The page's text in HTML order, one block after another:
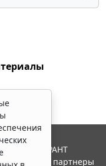
ГАРАНТ
и ее партнеры